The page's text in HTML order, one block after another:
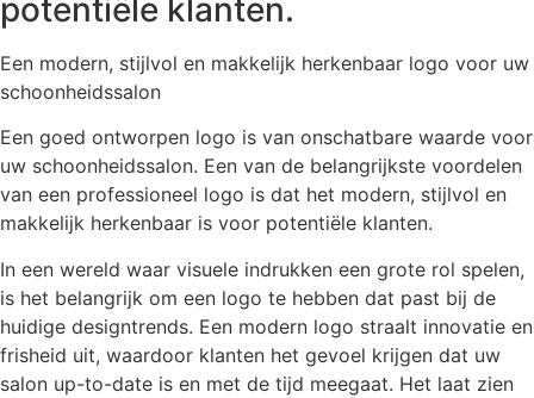
potentiële klanten.
Een modern, stijlvol en makkelijk herkenbaar logo voor uw
schoonheidssalon
Een goed ontworpen logo is van onschatbare waarde voor
uw schoonheidssalon. Een van de belangrijkste voordelen
van een professioneel logo is dat het modern, stijlvol en
makkelijk herkenbaar is voor potentiële klanten.
In een wereld waar visuele indrukken een grote rol spelen,
is het belangrijk om een logo te hebben dat past bij de
huidige designtrends. Een modern logo straalt innovatie en
frisheid uit, waardoor klanten het gevoel krijgen dat uw
salon up-to-date is en met de tijd meegaat. Het laat zien